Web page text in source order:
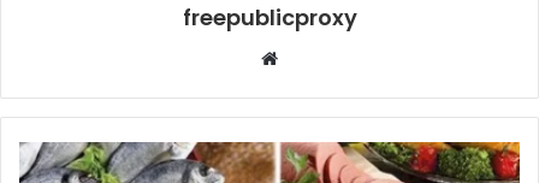
freepublicproxy
Web